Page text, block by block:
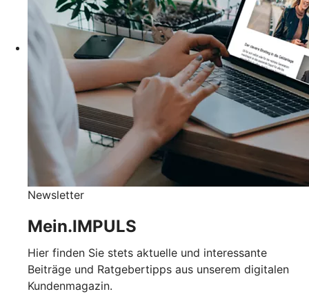
Newsletter
Mein.IMPULS
Hier finden Sie stets aktuelle und interessante
Beiträge und Ratgebertipps aus unserem digitalen
Kundenmagazin.